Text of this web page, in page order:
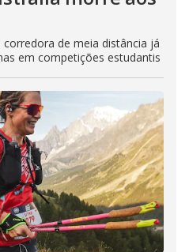
de meia distância já
em competições estudantis